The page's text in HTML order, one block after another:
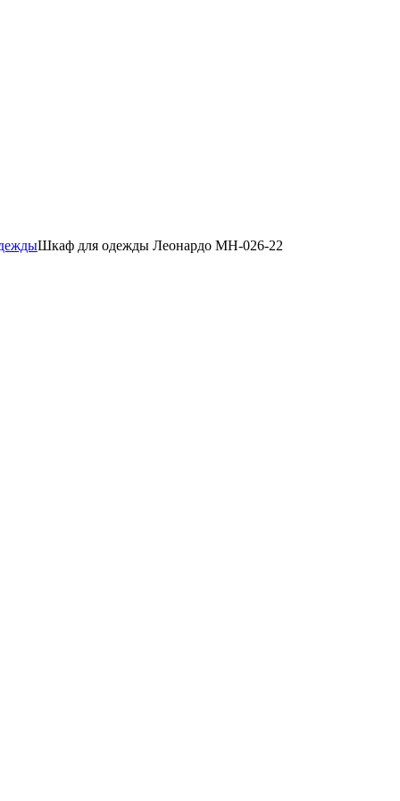
Шкаф для одежды Леонардо МН-026-22